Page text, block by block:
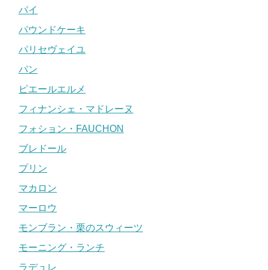
パイ
パウンドケーキ
パリセヴェイユ
パン
ピエールエルメ
フィナンシェ・マドレーヌ
フォション・FAUCHON
ブレドール
プリン
マカロン
マーロウ
モンブラン・栗のスウィーツ
モーニング・ランチ
ラデュレ